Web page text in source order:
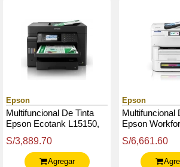
Epson
Multifuncional De Tinta
Epson Ecotank L15150,
Copia / Fax / Wi-Fi / Usb /
Ethernet
S/3,889.70
Agregar
Epson
Multifuncional
Epson
Escanea /
Lan / Wifi
S/6,661.60